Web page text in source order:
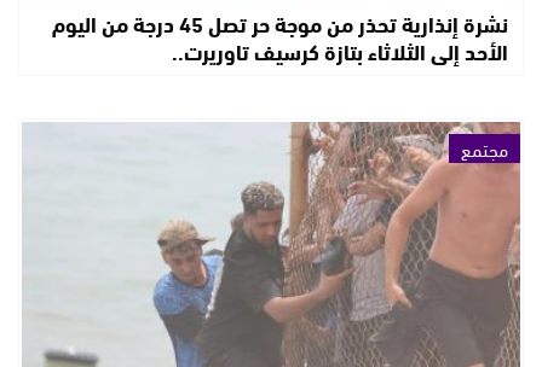
نشرة إنذارية تحذر من موجة حر تصل 45 درجة من اليوم
الأحد إلى الثلاثاء بتازة كرسيف تاوريرت..
مجتمع